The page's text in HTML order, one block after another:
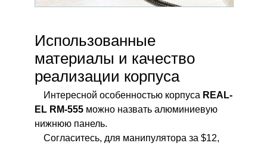
Использованные
материалы и качество
реализации корпуса
Интересной особенностью корпуса REAL-
EL RM-555можно назвать алюминиевую
нижнюю панель.
Согласитесь, для манипулятора за $12,